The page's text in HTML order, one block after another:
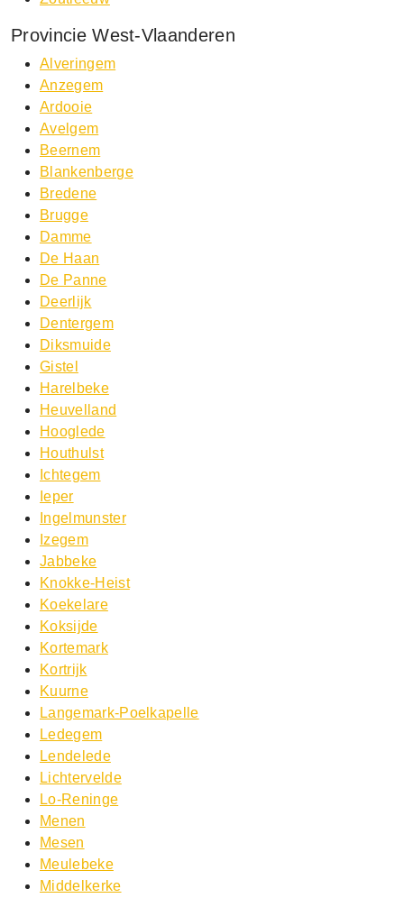
Provincie West-Vlaanderen
Alveringem
Anzegem
Ardooie
Avelgem
Beernem
Blankenberge
Bredene
Brugge
Damme
De Haan
De Panne
Deerlijk
Dentergem
Diksmuide
Gistel
Harelbeke
Heuvelland
Hooglede
Houthulst
Ichtegem
Ieper
Ingelmunster
Izegem
Jabbeke
Knokke-Heist
Koekelare
Koksijde
Kortemark
Kortrijk
Kuurne
Langemark-Poelkapelle
Ledegem
Lendelede
Lichtervelde
Lo-Reninge
Menen
Mesen
Meulebeke
Middelkerke